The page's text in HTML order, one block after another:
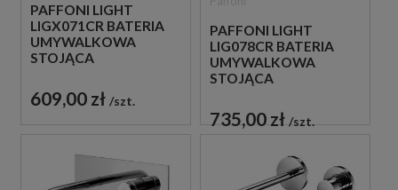
PAFFONI LIGHT
LIGX071CR BATERIA
UMYWALKOWA
STOJĄCA
CHROM
609,00 zł szt.
PAFFONI LIGHT
LIG078CR BATERIA
UMYWALKOWA
STOJĄCA
CHROM
735,00 zł szt.